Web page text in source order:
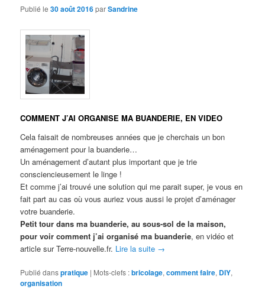
Publié le30 août 2016parSandrine
COMMENT J’AI ORGANISE MA BUANDERIE, EN VIDEO
Cela faisait de nombreuses années que je cherchais un bon
aménagement pour la buanderie…
Un aménagement d’autant plus important que je trie
consciencieusement le linge !
Et comme j’ai trouvé une solution qui me parait super, je vous en
fait part au cas où vous auriez vous aussi le projet d’aménager
votre buanderie.
Petit tour dans ma buanderie, au sous-sol de la maison,
pour voir comment j’ai organisé ma buanderie, en vidéo et
article sur Terre-nouvelle.fr. Lire la suite →
Publié danspratique | Mots-clefs :bricolage,comment faire, DIY,
organisation